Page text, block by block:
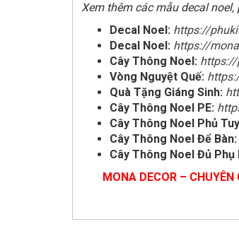
Xem thêm các mẫu decal
Decal Noel: https://
Decal Noel: https://
Cây Thông Noel: https://
Vòng Nguyệt Quế:
Quà Tặng Giáng Sinh:
Cây Thông Noel PE:
Cây Thông Noel Phủ
Cây Thông Noel Để Bàn:
Cây Thông Noel Đủ Phụ
MONA DECOR –